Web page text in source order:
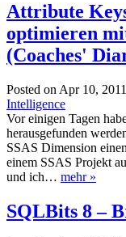
Attribute
optimieren
(Coaches'
Posted on Apr 10,
Intelligence
Vor einigen Tagen
herausgefunden
SSAS Dimension
einem SSAS Projekt
und ich… mehr »
SQLBits 8 –